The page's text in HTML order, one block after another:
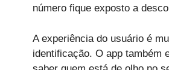
número fique exposto a
A experiência do usuário é
identificação. O app também